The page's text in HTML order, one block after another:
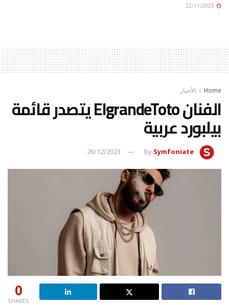
Home الأخبار
الفنان ElgrandeToto يتصدر قائمة
بيلبورد عربية
by Symfoniate
26/12/2023
0
SHARES